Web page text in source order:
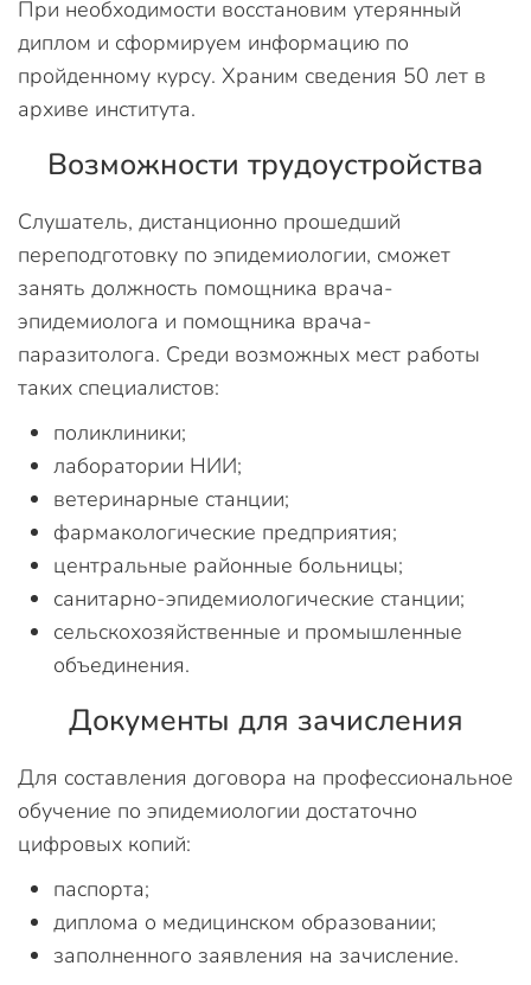
При необходимости восстановим утерянный
диплом и сформируем информацию по
пройденному курсу. Храним сведения 50 лет в
архиве института.
Возможности трудоустройства
Слушатель, дистанционно прошедший
переподготовку по эпидемиологии, сможет
занять должность помощника врача-
эпидемиолога и помощника врача-
паразитолога. Среди возможных мест работы
таких специалистов:
поликлиники;
лаборатории НИИ;
ветеринарные станции;
фармакологические предприятия;
центральные районные больницы;
санитарно-эпидемиологические станции;
сельскохозяйственные и промышленные
объединения.
Документы для зачисления
Для составления договора на профессиональное
обучение по эпидемиологии достаточно
цифровых копий:
паспорта;
диплома о медицинском образовании;
заполненного заявления на зачисление.